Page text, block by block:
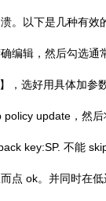
。以下是几种有
编辑，然后勾选
，选好用具体加参
update，然
key:SP. 不能
点 ok。并同时在